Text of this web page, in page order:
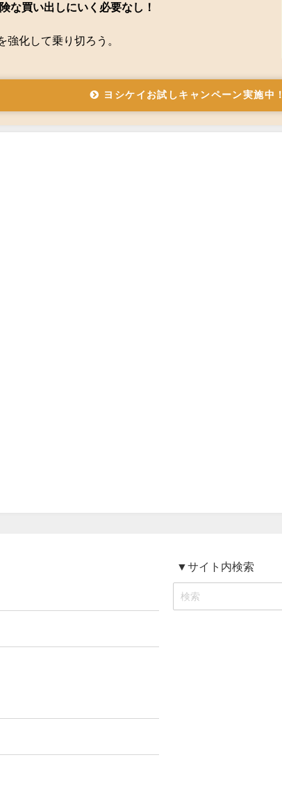
な買い出しにいく必要なし！
強化して乗り切ろう。
ヨシケイお試しキャンペーン実施中！
▼サイト内検索